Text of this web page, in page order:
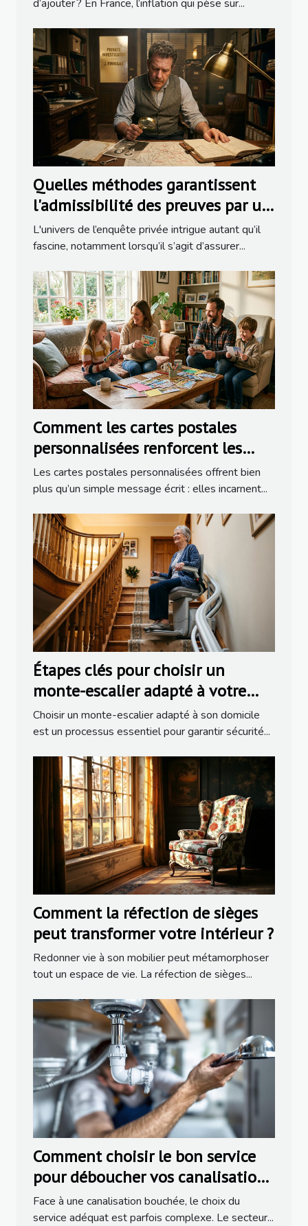
d’ajouter ? En France, l’inflation qui pèse sur...
Quelles méthodes garantissent
l'admissibilité des preuves par un
détective ?
L'univers de l’enquête privée intrigue autant qu’il
fascine, notamment lorsqu’il s’agit d’assurer...
Comment les cartes postales
personnalisées renforcent les
liens familiaux ?
Les cartes postales personnalisées offrent bien
plus qu’un simple message écrit : elles incarnent...
Étapes clés pour choisir un
monte-escalier adapté à votre
domicile
Choisir un monte-escalier adapté à son domicile
est un processus essentiel pour garantir sécurité...
Comment la réfection de sièges
peut transformer votre intérieur ?
Redonner vie à son mobilier peut métamorphoser
tout un espace de vie. La réfection de sièges...
Comment choisir le bon service
pour déboucher vos canalisations
?
Face à une canalisation bouchée, le choix du
service adéquat est parfois complexe. Le secteur...